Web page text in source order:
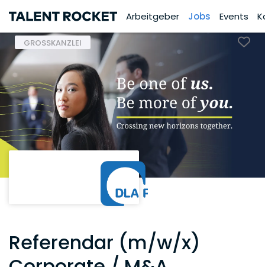
Arbeitgeber Jobs Events
GROSSKANZLEI
Referendar (m/w/x)